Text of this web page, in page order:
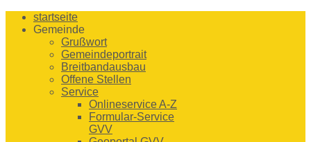
startseite
Gemeinde
Grußwort
Gemeindeportrait
Breitbandausbau
Offene Stellen
Service
Onlineservice A-Z
Formular-Service
GVV